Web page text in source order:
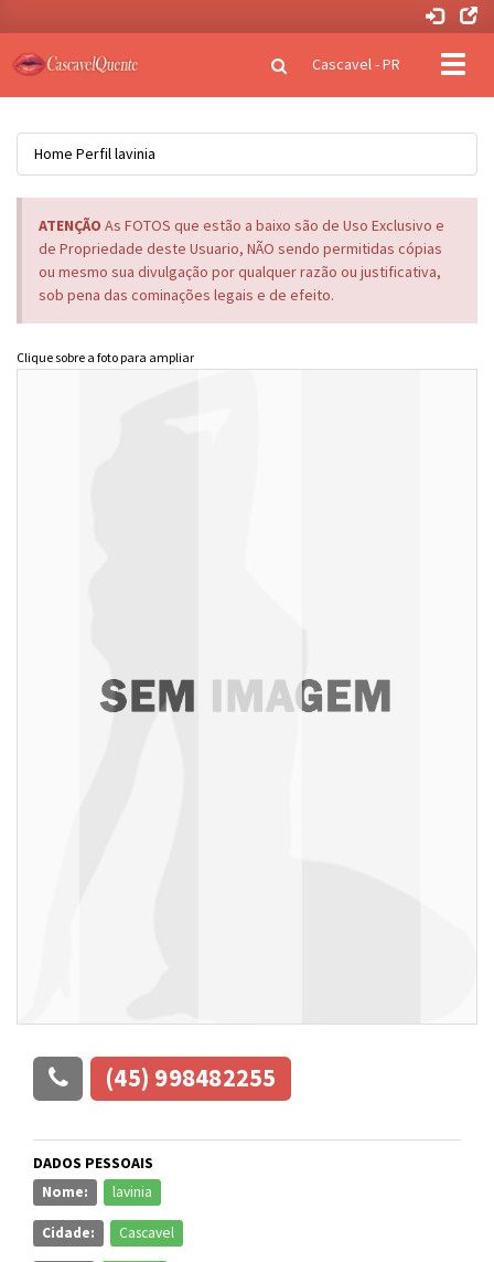
Clique
Cascavel - PR
Home Perfillavinia
ATENÇÃO As FOTOS que estão a baixo são de Uso Exclusivo e
de Propriedade deste Usuario, NÃO sendo permitidas cópias
ou mesmo sua divulgação por qualquer razão ou justificativa,
sob pena das cominações legais e de efeito.
Clique sobre a foto para ampliar
(45) 998482255
DADOS PESSOAIS
Nome: lavinia
Cidade: Cascavel